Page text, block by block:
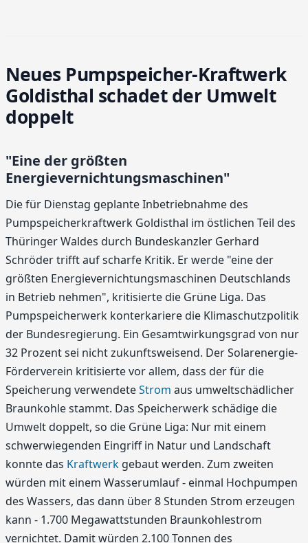
Neues Pumpspeicher-Kraftwerk
Goldisthal schadet der Umwelt
doppelt
"Eine der größten
Energievernichtungsmaschinen"
Die für Dienstag geplante Inbetriebnahme des
Pumpspeicherkraftwerk Goldisthal im östlichen Teil des
Thüringer Waldes durch Bundeskanzler Gerhard
Schröder trifft auf scharfe Kritik. Er werde "eine der
größten Energievernichtungsmaschinen Deutschlands
in Betrieb nehmen", kritisierte die Grüne Liga. Das
Pumpspeicherwerk konterkariere die Klimaschutzpolitik
der Bundesregierung. Ein Gesamtwirkungsgrad von nur
32 Prozent sei nicht zukunftsweisend. Der Solarenergie-
Förderverein kritisierte vor allem, dass der für die
Speicherung verwendeteStrom aus umweltschädlicher
Braunkohle stammt. Das Speicherwerk schädige die
Umwelt doppelt, so die Grüne Liga: Nur mit einem
schwerwiegenden Eingriff in Natur und Landschaft
konnte das Kraftwerk gebaut werden. Zum zweiten
würden mit einem Wasserumlauf - einmal Hochpumpen
des Wassers, das dann über 8 Stunden Strom erzeugen
kann - 1.700 Megawattstunden Braunkohlestrom
vernichtet. Damit würden 2.100 Tonnen des